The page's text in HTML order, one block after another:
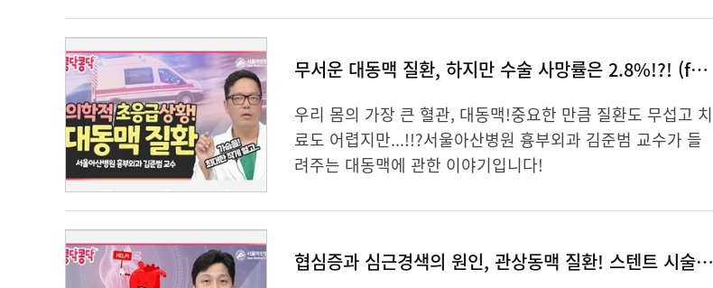
무서운 대동맥 질환, 하지만 수술 사망률은 2.8%!?! (feat. 최소침습적 수술)
우리 몸의 가장 큰 혈관, 대동맥!중요한 만큼 질환도 무섭고 치
료도 어렵지만...!!?서울아산병원 흉부외과 김준범 교수가 들
려주는 대동맥에 관한 이야기입니다!
협심증과 심근경색의 원인, 관상동맥 질환! 스텐트 시술로…?